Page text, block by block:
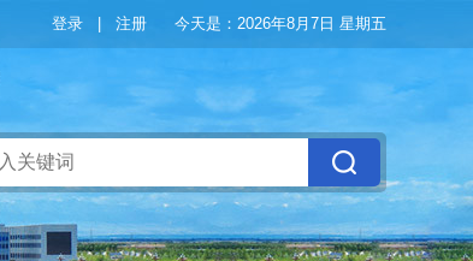
登录 注册 今天是： 2026年8月7日 星期五